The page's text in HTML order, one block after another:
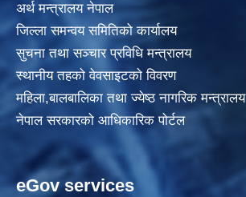
अर्थ मन्त्रालय नेपाल
जिल्ला समन्वय समितिको कार्यालय
सुचना तथा सञ्चार प्रविधि मन्त्रालय
स्थानीय तहकाे वेवसाइटकाे विवरण
महिला,बालबालिका तथा ज्येष्ठ नागरिक मन्त्रालय
नेपाल सरकारको आधिकारिक पोर्टल
eGov services